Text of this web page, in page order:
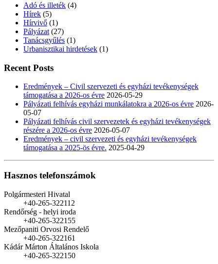
Adó és illeték (4)
Hírek (5)
Hírvivő (1)
Pályázat (27)
Tanácsgyűlés (1)
Urbanisztikai hirdetések (1)
Recent Posts
Eredmények – Civil szervezeti és egyházi tevékenységek
támogatása a 2026-os évre 2026-05-29
Pályázati felhívás egyházi munkálatokra a 2026-os évre 2026-
05-07
Pályázati felhívás civil szervezetek és egyházi tevékenységek
részére a 2026-os évre 2026-05-07
Eredmények – civil szervezeti és egyházi tevékenységek
támogatása a 2025-ös évre. 2025-04-29
Hasznos telefonszámok
Polgármesteri Hivatal
+40-265-322112
Rendőrség - helyi iroda
+40-265-322155
Mezőpaniti Orvosi Rendelő
+40-265-322161
Kádár Márton Általános Iskola
+40-265-322150